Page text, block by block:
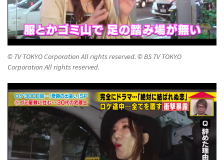
© TV TOKYO Corporation All rights reserved. © BS TV TOKYO
Corporation All rights reserved.